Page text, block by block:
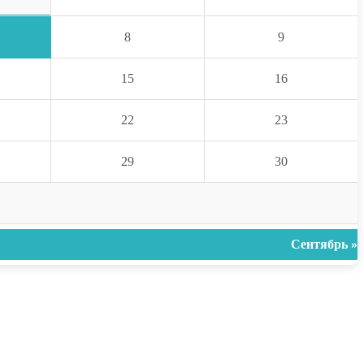
8 9
15 16
22 23
29 30
Сентябрь »